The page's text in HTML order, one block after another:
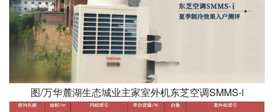
图/万华麓湖生态城业主家室外机东芝空调SMMS-i